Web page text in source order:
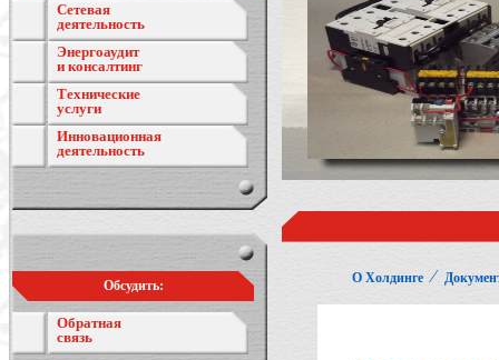
Сетевая
деятельность
Энергоаудит
и консалтинг
Технические
услуги
Инновационная
деятельность
Обсудить:
Обратная
связь
О Холдинге ⁄